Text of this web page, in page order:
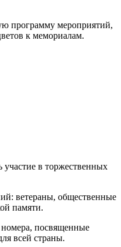
программу мероприятий,
к мемориалам.
в торжественных
ветераны, общественные
памяти.
посвященные
всей страны.